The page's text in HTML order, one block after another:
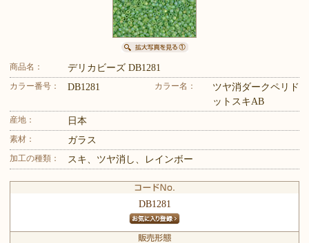
商品名： デリカビーズ DB1281
カラー番号： DB1281 カラー名：
ツヤ消ダークペリド
ットスキAB
産地： 日本
素材： ガラス
加工の種類： スキ、ツヤ消し、レインボー
DB1281